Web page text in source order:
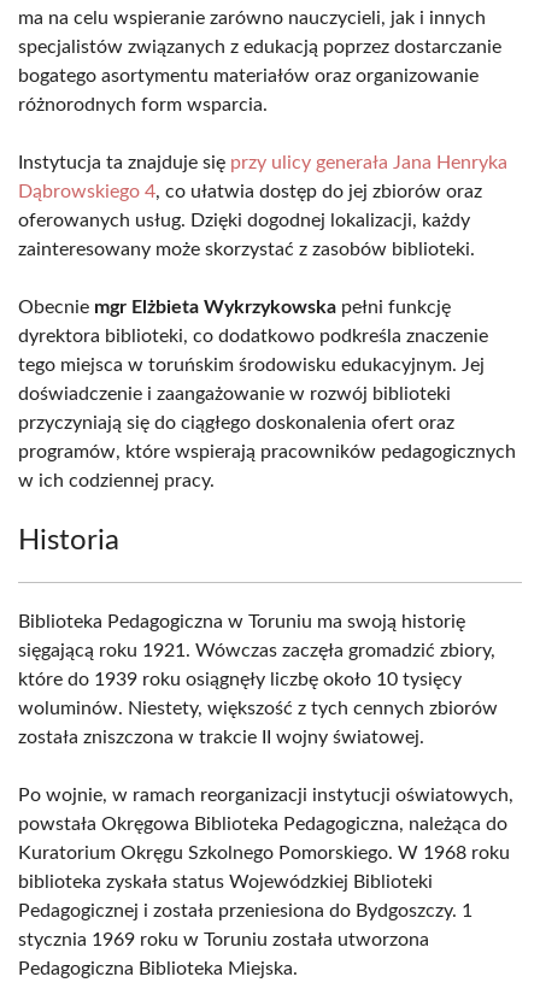
ma na celu wspieranie zarówno nauczycieli, jak i innych
specjalistów związanych z edukacją poprzez dostarczanie
bogatego asortymentu materiałów oraz organizowanie
różnorodnych form wsparcia.
Instytucja ta znajduje się przy ulicy generała Jana Henryka
Dąbrowskiego 4, co ułatwia dostęp do jej zbiorów oraz
oferowanych usług. Dzięki dogodnej lokalizacji, każdy
zainteresowany może skorzystać z zasobów biblioteki.
Obecnie mgr Elżbieta Wykrzykowska pełni funkcję
dyrektora biblioteki, co dodatkowo podkreśla znaczenie
tego miejsca w toruńskim środowisku edukacyjnym. Jej
doświadczenie i zaangażowanie w rozwój biblioteki
przyczyniają się do ciągłego doskonalenia ofert oraz
programów, które wspierają pracowników pedagogicznych
w ich codziennej pracy.
Historia
Biblioteka Pedagogiczna w Toruniu ma swoją historię
sięgającą roku 1921. Wówczas zaczęła gromadzić zbiory,
które do 1939 roku osiągnęły liczbę około 10 tysięcy
woluminów. Niestety, większość z tych cennych zbiorów
została zniszczona w trakcie II wojny światowej.
Po wojnie, w ramach reorganizacji instytucji oświatowych,
powstała Okręgowa Biblioteka Pedagogiczna, należąca do
Kuratorium Okręgu Szkolnego Pomorskiego. W 1968 roku
biblioteka zyskała status Wojewódzkiej Biblioteki
Pedagogicznej i została przeniesiona do Bydgoszczy. 1
stycznia 1969 roku w Toruniu została utworzona
Pedagogiczna Biblioteka Miejska.